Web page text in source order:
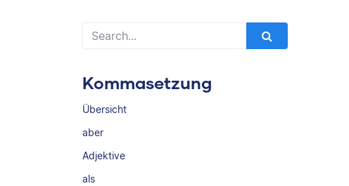
Kommasetzung
Übersicht
aber
Adjektive
als